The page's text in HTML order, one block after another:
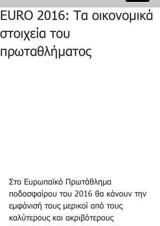
EURO 2016: Τα οικονομικά
στοιχεία του
πρωταθλήματος
Στο Ευρωπαϊκό Πρωτάθλημα
ποδοσφαίρου του 2016 θα κάνουν την
εμφάνισή τους μερικοί από τους
καλύτερους και ακριβότερους